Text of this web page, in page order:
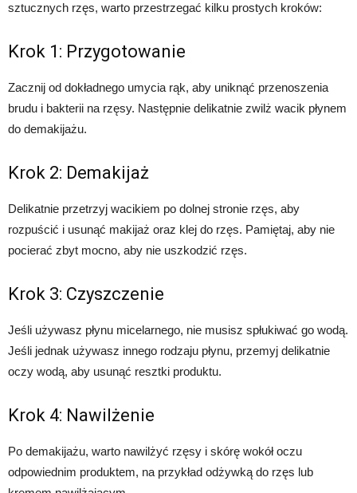
sztucznych rzęs, warto przestrzegać kilku prostych kroków:
Krok 1: Przygotowanie
Zacznij od dokładnego umycia rąk, aby uniknąć przenoszenia
brudu i bakterii na rzęsy. Następnie delikatnie zwilż wacik płynem
do demakijażu.
Krok 2: Demakijaż
Delikatnie przetrzyj wacikiem po dolnej stronie rzęs, aby
rozpuścić i usunąć makijaż oraz klej do rzęs. Pamiętaj, aby nie
pocierać zbyt mocno, aby nie uszkodzić rzęs.
Krok 3: Czyszczenie
Jeśli używasz płynu micelarnego, nie musisz spłukiwać go wodą.
Jeśli jednak używasz innego rodzaju płynu, przemyj delikatnie
oczy wodą, aby usunąć resztki produktu.
Krok 4: Nawilżenie
Po demakijażu, warto nawilżyć rzęsy i skórę wokół oczu
odpowiednim produktem, na przykład odżywką do rzęs lub